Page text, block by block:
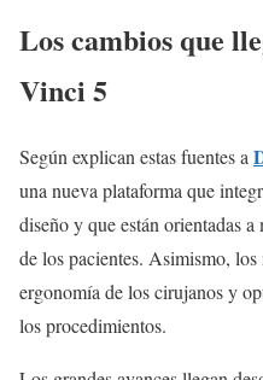
Los cambios que
Vinci 5
Según explican estas fuentes a
una nueva plataforma que
diseño y que están orientadas
de los pacientes. Asimismo,
ergonomía de los cirujanos y
los procedimientos.